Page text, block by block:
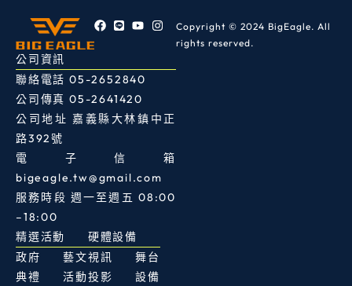
F
a
b
o
o
k
L
i
Y
o
u
b
e
I
n
a
m
公司資訊
聯絡電話 05-2652840
公司傳真 05-2641420
公司地址 嘉義縣大林鎮中正
路392號
電子信箱
bigeagle.tw@gmail.com
服務時段 週一至週五 08:00
–18:00
精選活動
政府
典禮
藝文
活動
硬體設備
視訊
投影
舞台
設備
Copyright © 2024 BigEagle. All
rights reserved.